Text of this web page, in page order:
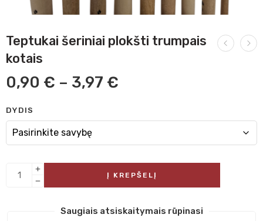
Teptukai šeriniai plokšti trumpais
kotais
0,90 € – 3,97 €
DYDIS
Į KREPŠELĮ
Saugiais atsiskaitymais rūpinasi